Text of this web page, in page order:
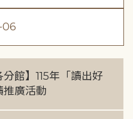
分館】115年「讀出好
推廣活動